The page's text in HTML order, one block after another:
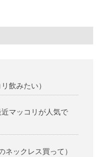
飲みたい）
マッコリが人気で
ネックレス買って）